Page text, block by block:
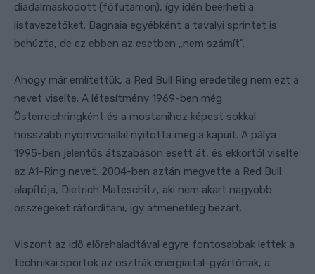
diadalmaskodott (főfutamon), így idén beérheti a
listavezetőket. Bagnaia egyébként a tavalyi sprintet is
behúzta, de ez ebben az esetben „nem számít”.
Ahogy már említettük, a Red Bull Ring eredetileg nem ezt a
nevet viselte. A létesítmény 1969-ben még
Österreichringként és a mostanihoz képest sokkal
hosszabb nyomvonallal nyitotta meg a kapuit. A pálya
1995-ben jelentős átszabáson esett át, és ekkortól viselte
az A1-Ring nevet. 2004-ben aztán megvette a Red Bull
alapítója, Dietrich Mateschitz, aki nem akart nagyobb
összegeket ráfordítani, így átmenetileg bezárt.
Viszont az idő előrehaladtával egyre fontosabbak lettek a
technikai sportok az osztrák energiaital-gyártónak, a